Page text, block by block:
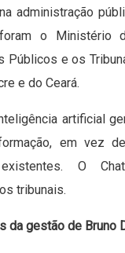
administração
o Ministério
Públicos e os
e do Ceará.
artificial
em vez
O
tribunais.
da gestão de Bruno